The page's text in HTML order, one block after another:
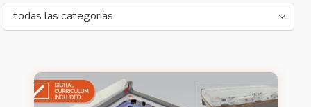
todas las categorias